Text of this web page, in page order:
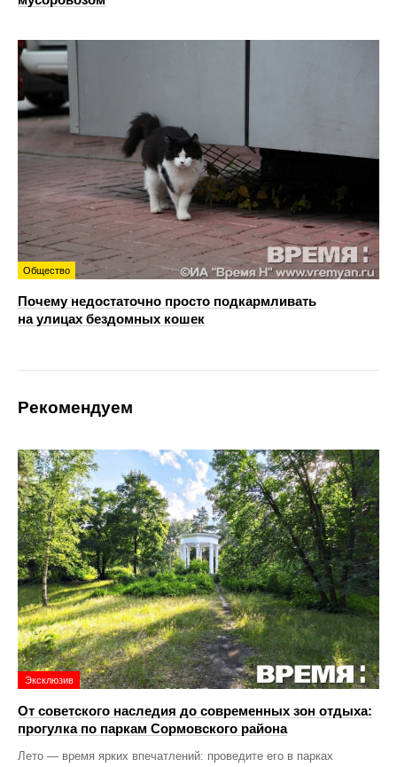
Общество
Почему недостаточно просто подкармливать
на улицах бездомных кошек
Рекомендуем
Эксклюзив
От советского наследия до современных зон отдыха:
прогулка по паркам Сормовского района
Лето — время ярких впечатлений: проведите его в парках